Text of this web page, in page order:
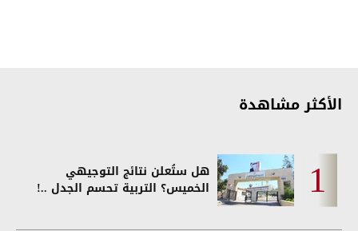
الأكثر مشاهدة
هل ستُعلن نتائج التوجيهي
الخميس؟ التربية تحسم الجدل ..!